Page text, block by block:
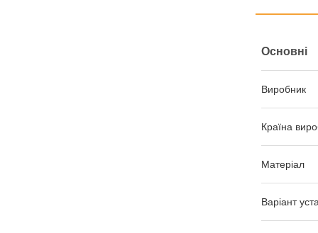
Основні
Виробник
Країна
Матеріал
Варіант